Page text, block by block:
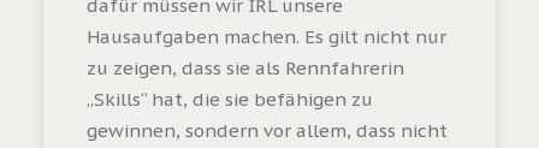
YLUMI Happy Mood & Fem Love Kapseln
dafür müssen wir IRL unsere
Hausaufgaben machen. Es gilt nicht nur
zu zeigen, dass sie als Rennfahrerin
„Skills“ hat, die sie befähigen zu
gewinnen, sondern vor allem, dass nicht